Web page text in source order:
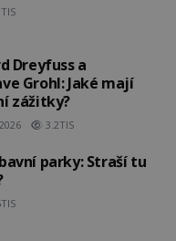
Dreyfuss a
Grohl: Jaké mají
zážitky?
3.2TIS
parky: Straší tu